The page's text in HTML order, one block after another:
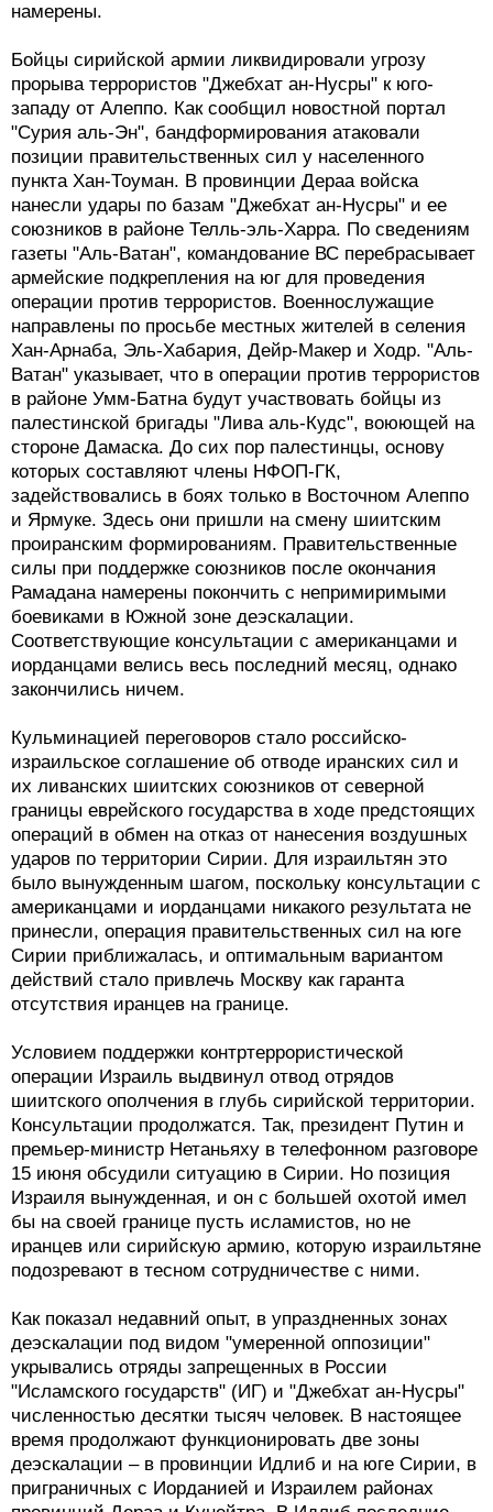
намерены.
Бойцы сирийской армии ликвидировали угрозу
прорыва террористов "Джебхат ан-Нусры" к юго-
западу от Алеппо. Как сообщил новостной портал
"Сурия аль-Эн", бандформирования атаковали
позиции правительственных сил у населенного
пункта Хан-Тоуман. В провинции Дераа войска
нанесли удары по базам "Джебхат ан-Нусры" и ее
союзников в районе Телль-эль-Харра. По сведениям
газеты "Аль-Ватан", командование ВС перебрасывает
армейские подкрепления на юг для проведения
операции против террористов. Военнослужащие
направлены по просьбе местных жителей в селения
Хан-Арнаба, Эль-Хабария, Дейр-Макер и Ходр. "Аль-
Ватан" указывает, что в операции против террористов
в районе Умм-Батна будут участвовать бойцы из
палестинской бригады "Лива аль-Кудс", воюющей на
стороне Дамаска. До сих пор палестинцы, основу
которых составляют члены НФОП-ГК,
задействовались в боях только в Восточном Алеппо
и Ярмуке. Здесь они пришли на смену шиитским
проиранским формированиям. Правительственные
силы при поддержке союзников после окончания
Рамадана намерены покончить с непримиримыми
боевиками в Южной зоне деэскалации.
Соответствующие консультации с американцами и
иорданцами велись весь последний месяц, однако
закончились ничем.
Кульминацией переговоров стало российско-
израильское соглашение об отводе иранских сил и
их ливанских шиитских союзников от северной
границы еврейского государства в ходе предстоящих
операций в обмен на отказ от нанесения воздушных
ударов по территории Сирии. Для израильтян это
было вынужденным шагом, поскольку консультации с
американцами и иорданцами никакого результата не
принесли, операция правительственных сил на юге
Сирии приближалась, и оптимальным вариантом
действий стало привлечь Москву как гаранта
отсутствия иранцев на границе.
Условием поддержки контртеррористической
операции Израиль выдвинул отвод отрядов
шиитского ополчения в глубь сирийской территории.
Консультации продолжатся. Так, президент Путин и
премьер-министр Нетаньяху в телефонном разговоре
15 июня обсудили ситуацию в Сирии. Но позиция
Израиля вынужденная, и он с большей охотой имел
бы на своей границе пусть исламистов, но не
иранцев или сирийскую армию, которую израильтяне
подозревают в тесном сотрудничестве с ними.
Как показал недавний опыт, в упраздненных зонах
деэскалации под видом "умеренной оппозиции"
укрывались отряды запрещенных в России
"Исламского государств" (ИГ) и "Джебхат ан-Нусры"
численностью десятки тысяч человек. В настоящее
время продолжают функционировать две зоны
деэскалации – в провинции Идлиб и на юге Сирии, в
приграничных с Иорданией и Израилем районах